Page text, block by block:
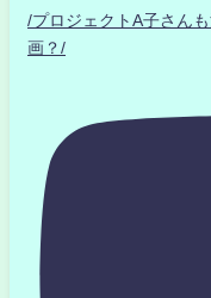
/プロジェクトA子さん
画？/